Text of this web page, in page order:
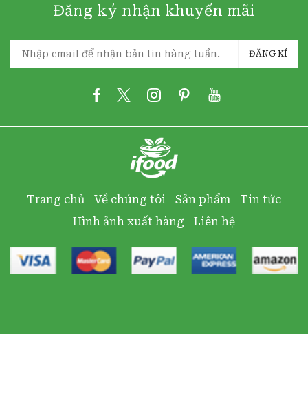
Đăng ký nhận khuyến mãi
ĐĂNG KÍ
Trang chủ Về chúng tôi Sản phẩm
Tin tức
Hình ảnh xuất hàng
Liên hệ